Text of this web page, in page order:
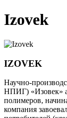
Izovek
IZOVEK
Научно-
НПИГ) «Изовек»
полимеров,
компания